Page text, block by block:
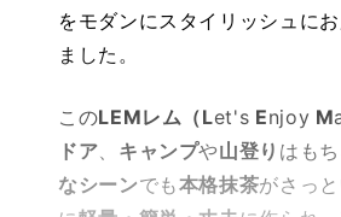
をモダンにスタイリッシュに
ました。
このLEMレム（Let's Enjoy M
ドア、 キャンプや山登り はも
なシーンでも本格抹茶がさっ